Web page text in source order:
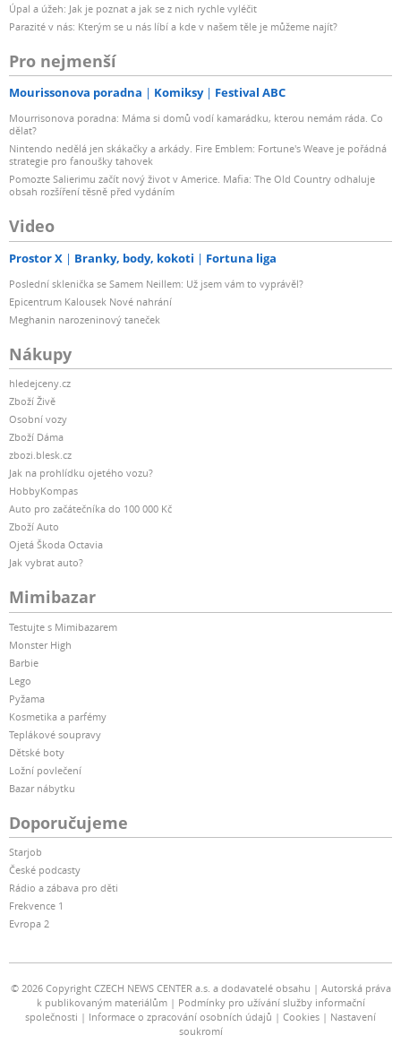
Úpal a úžeh: Jak je poznat a jak se z nich rychle vyléčit
Parazité v nás: Kterým se u nás líbí a kde v našem těle je můžeme najít?
Pro nejmenší
Mourissonova poradna Komiksy Festival ABC
Mourrisonova poradna: Máma si domů vodí kamarádku, kterou nemám ráda. Co
dělat?
Nintendo nedělá jen skákačky a arkády. Fire Emblem: Fortune's Weave je pořádná
strategie pro fanoušky tahovek
Pomozte Salierimu začít nový život v Americe. Mafia: The Old Country odhaluje
obsah rozšíření těsně před vydáním
Video
Prostor X Branky, body, kokoti Fortuna liga
Poslední sklenička se Samem Neillem: Už jsem vám to vyprávěl?
Epicentrum Kalousek Nové nahrání
Meghanin narozeninový taneček
Nákupy
hledejceny.cz
Zboží Živě
Osobní vozy
Zboží Dáma
zbozi.blesk.cz
Jak na prohlídku ojetého vozu?
HobbyKompas
Auto pro začátečníka do 100 000 Kč
Zboží Auto
Ojetá Škoda Octavia
Jak vybrat auto?
Mimibazar
Testujte s Mimibazarem
Monster High
Barbie
Lego
Pyžama
Kosmetika a parfémy
Teplákové soupravy
Dětské boty
Ložní povlečení
Bazar nábytku
Doporučujeme
Starjob
České podcasty
Rádio a zábava pro děti
Frekvence 1
Evropa 2
© 2026 Copyright CZECH NEWS CENTER a.s. a dodavatelé obsahu
Autorská práva
k publikovaným materiálům
Podmínky pro užívání služby informační
společnosti
Informace o zpracování osobních údajů Cookies
Nastavení
soukromí